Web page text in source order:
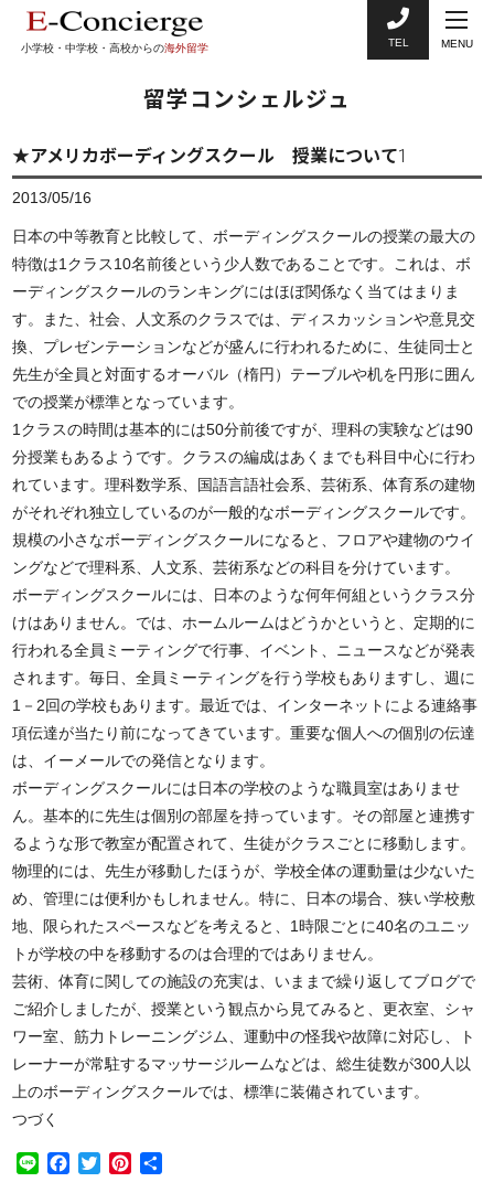
小学校・中学校・高校からの海外留学 TEL MENU
留学コンシェルジュ
★アメリカボーディングスクール 授業について1
2013/05/16
日本の中等教育と比較して、ボーディングスクールの授業の最大の
特徴は1クラス10名前後という少人数であることです。これは、 ボ
ーディングスクールのランキングにはほぼ関係なく当てはまりま
す。また、社会、人文系のクラスでは、ディスカッションや意見交
換、プレゼンテーションなどが盛んに行われるために、生徒同士と
先生が全員と対面するオーバル（楕円）テーブルや机を円形に囲ん
での授業が標準となっています。
1クラスの時間は基本的には50分前後ですが、理科の実験などは90
分授業もあるようです。クラスの編成はあくまでも科目中心に行わ
れています。理科数学系、国語言語社会系、芸術系、体育系の建物
がそれぞれ独立しているのが一般的なボーディングスクールです。
規模の小さなボーディングスクールになると、フロアや建物のウイ
ングなどで理科系、人文系、芸術系などの科目を分けています。
ボーディングスクールには、日本のような何年何組というクラス分
けはありません。では、ホームルームはどうかというと、定期的に
行われる全員ミーティングで行事、イベント、ニュースなどが発表
されます。毎日、全員ミーティングを行う学校もありますし、週に
1－2回の学校もあります。最近では、インターネットによる連絡事
項伝達が当たり前になってきています。重要な個人への個別の伝達
は、イーメールでの発信となります。
ボーディングスクールには日本の学校のような職員室はありませ
ん。基本的に先生は個別の部屋を持っています。その部屋と連携す
るような形で教室が配置されて、生徒がクラスごとに移動します。
物理的には、先生が移動したほうが、学校全体の運動量は少ないた
め、管理には便利かもしれません。特に、日本の場合、狭い学校敷
地、限られたスペースなどを考えると、1時限ごとに40名のユニッ
トが学校の中を移動するのは合理的ではありません。
芸術、体育に関しての施設の充実は、いままで繰り返してブログで
ご紹介しましたが、授業という観点から見てみると、更衣室、シャ
ワー室、筋力トレーニングジム、運動中の怪我や故障に対応し、ト
レーナーが常駐するマッサージルームなどは、総生徒数が300人以
上のボーディングスクールでは、標準に装備されています。
つづく
Line Facebook
TwitterPinterest